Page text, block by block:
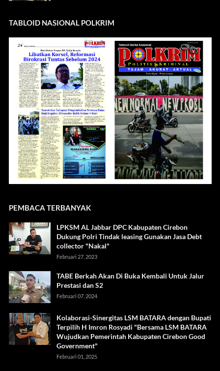
TABLOID NASIONAL POLKRIM
PEMBACA TERBANYAK
LPKSM AL Jabbar DPC Kabupaten Cirebon
Dukung Polri Tindak leasing Gunakan Jasa Debt
collector "Nakal"
Februari 27, 2023
TABE Berkah Akan Di Buka Kembali Untuk Jalur
Prestasi dan S2
Februari 07, 2024
Kolaborasi-Sinergitas LSM BATARA dengan Bupati
Terpilih H Imron Rosyadi "Bersama LSM BATARA
Wujudkan Pemerintah Kabupaten Cirebon Good
Government"
Februari 01, 2025